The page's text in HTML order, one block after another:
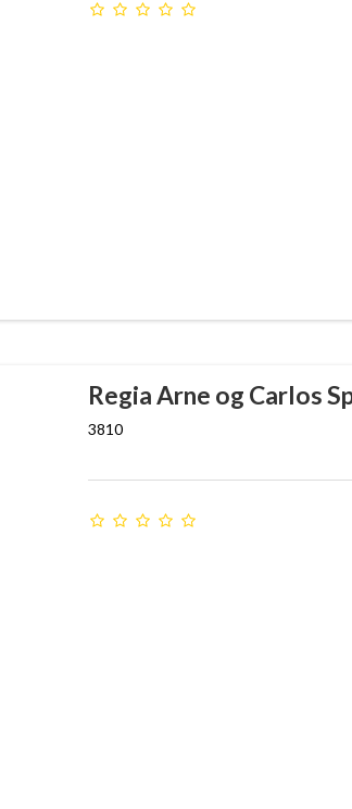
Regia Arne og Carlos
3810